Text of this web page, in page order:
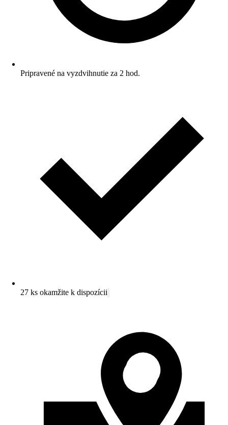
Pripravené na vyzdvihnutie za 2 hod.
27 ks okamžite k dispozícii